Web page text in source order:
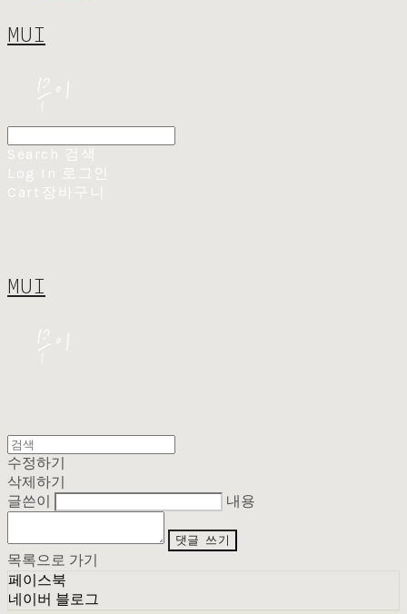
MUI
Search 검색
Log In 로그인
Cart 장바구니
MUI
수정하기
삭제하기
글쓴이
내용
댓글 쓰기
목록으로 가기
페이스북
네이버 블로그